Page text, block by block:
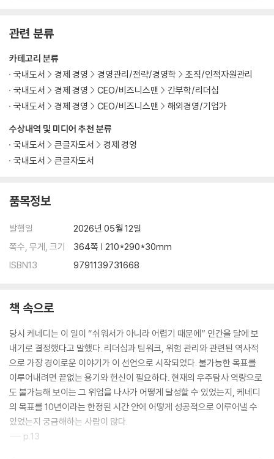
관련 분류
수상내역 및 미디어 추천 분류
국내도서
큰글자도서
경제 경영
국내도서
큰글자도서
카테고리 분류
국내도서
경제 경영 경영관리/전략/경영학
조직/인적자원관리
국내도서
경제 경영 CEO/비즈니스맨
간부학/리더십
국내도서
경제 경영 CEO/비즈니스맨 해외경영/기업가
품목정보
발행일
2026년 05월 12일
쪽수, 무게, 크기
364쪽 | 210*290*30mm
ISBN13
9791139731668
책 속으로
당시 케네디는 이 일이 “쉬워서가 아니라 어렵기 때문에” 인간을 달에 보
내기로 결정했다고 말했다. 리더십과 팀워크, 위험 관리와 관련된 역사적
으로 가장 경이로운 이야기가 이 선언으로 시작되었다. 불가능한 목표를
이루어내려면 끝없는 용기와 헌신이 필요하다. 현재의 우주탐사 역량으로
도 불가능해 보이는 그 위업을 나사가 어떻게 달성할 수 있었는지, 케네디
의 목표를 10년이라는 한정된 시간 안에 어떻게 성공적으로 이루어낼 수
있었는지 궁금해하는 사람이 많다.
--- p.13